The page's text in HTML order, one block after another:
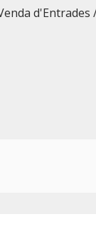
d'Entrades